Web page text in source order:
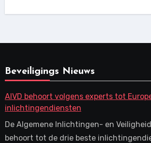
Beveiligings Nieuws
AIVD behoort volgens experts tot
inlichtingendiensten
De Algemene Inlichtingen- en
behoort tot de drie beste